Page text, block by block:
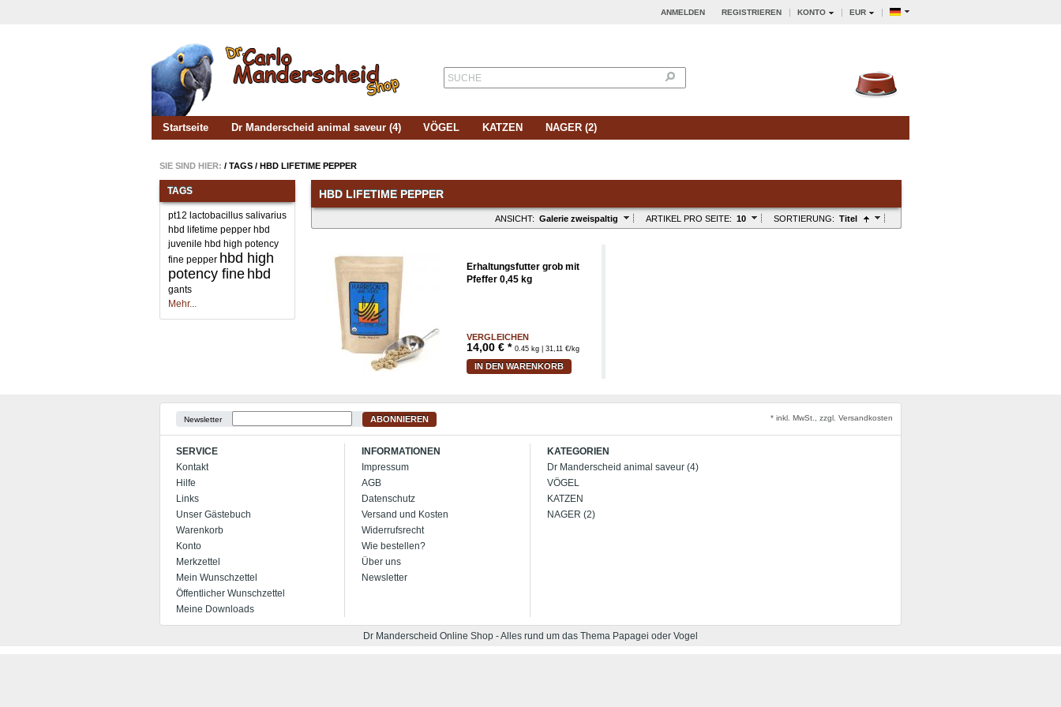
EUR
KONTO
ANMELDEN REGISTRIEREN
SUCHE
Startseite Dr Manderscheid animal saveur (4) VÖGEL KATZEN NAGER (2)
SIE SIND HIER: / TAGS / HBD LIFETIME PEPPER
TAGS
pt12 lactobacillus salivarius
hbd lifetime pepper hbd
juvenile hbd high potency
fine pepper hbd high
potency fine hbd
gants
Mehr...
HBD LIFETIME PEPPER
SORTIERUNG: Titel
ARTIKEL PRO SEITE: 10
ANSICHT: Galerie zweispaltig
Erhaltungsfutter grob mit
Pfeffer 0,45 kg
VERGLEICHEN
14,00 € * 0.45 kg | 31,11 €/kg
IN DEN WARENKORB
Newsletter ABONNIEREN * inkl. MwSt., zzgl. Versandkosten
SERVICE
Kontakt
Hilfe
Links
Unser Gästebuch
Warenkorb
Konto
Merkzettel
Mein Wunschzettel
Öffentlicher Wunschzettel
Meine Downloads
INFORMATIONEN
Impressum
AGB
Datenschutz
Versand und Kosten
Widerrufsrecht
Wie bestellen?
Über uns
Newsletter
KATEGORIEN
Dr Manderscheid animal saveur (4)
VÖGEL
KATZEN
NAGER (2)
Dr Manderscheid Online Shop - Alles rund um das Thema Papagei oder Vogel